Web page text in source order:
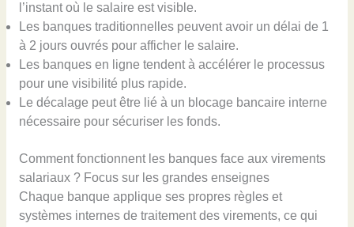
l’instant où le salaire est visible.
Les banques traditionnelles peuvent avoir un délai de 1
à 2 jours ouvrés pour afficher le salaire.
Les banques en ligne tendent à accélérer le processus
pour une visibilité plus rapide.
Le décalage peut être lié à un blocage bancaire interne
nécessaire pour sécuriser les fonds.
Comment fonctionnent les banques face aux virements
salariaux ? Focus sur les grandes enseignes
Chaque banque applique ses propres règles et
systèmes internes de traitement des virements, ce qui